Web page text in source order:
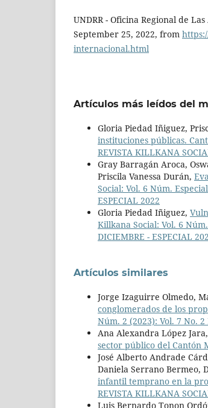
UNDRR - Oficina Regional de
September 25, 2022, from
internacional.html
Artículos más leídos del
Gloria Piedad Iñiguez,
instituciones públicas.
REVISTA KILLKANA
Gray Barragán Aroca,
Priscila Vanessa Durán,
Social: Vol. 6 Núm.
ESPECIAL 2022
Gloria Piedad Iñiguez,
Killkana Social: Vol. 6
DICIEMBRE - ESPECIAL
Artículos similares
Jorge Izaguirre Olmedo,
conglomerados de los
Núm. 2 (2023): Vol. 7 No. 2
Ana Alexandra López Jara,
sector público del Cantón
José Alberto Andrade
Daniela Serrano Bermeo,
infantil temprano en la
REVISTA KILLKANA
Luis Bernardo Tonon